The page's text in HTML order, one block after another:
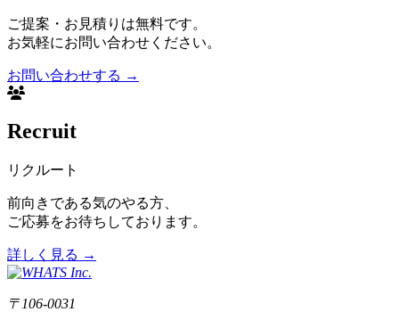
ご提案・お見積りは無料です。
お気軽にお問い合わせください。
お問い合わせする →
Recruit
リクルート
前向きである気のやる方、
ご応募をお待ちしております。
詳しく見る →
〒106-0031